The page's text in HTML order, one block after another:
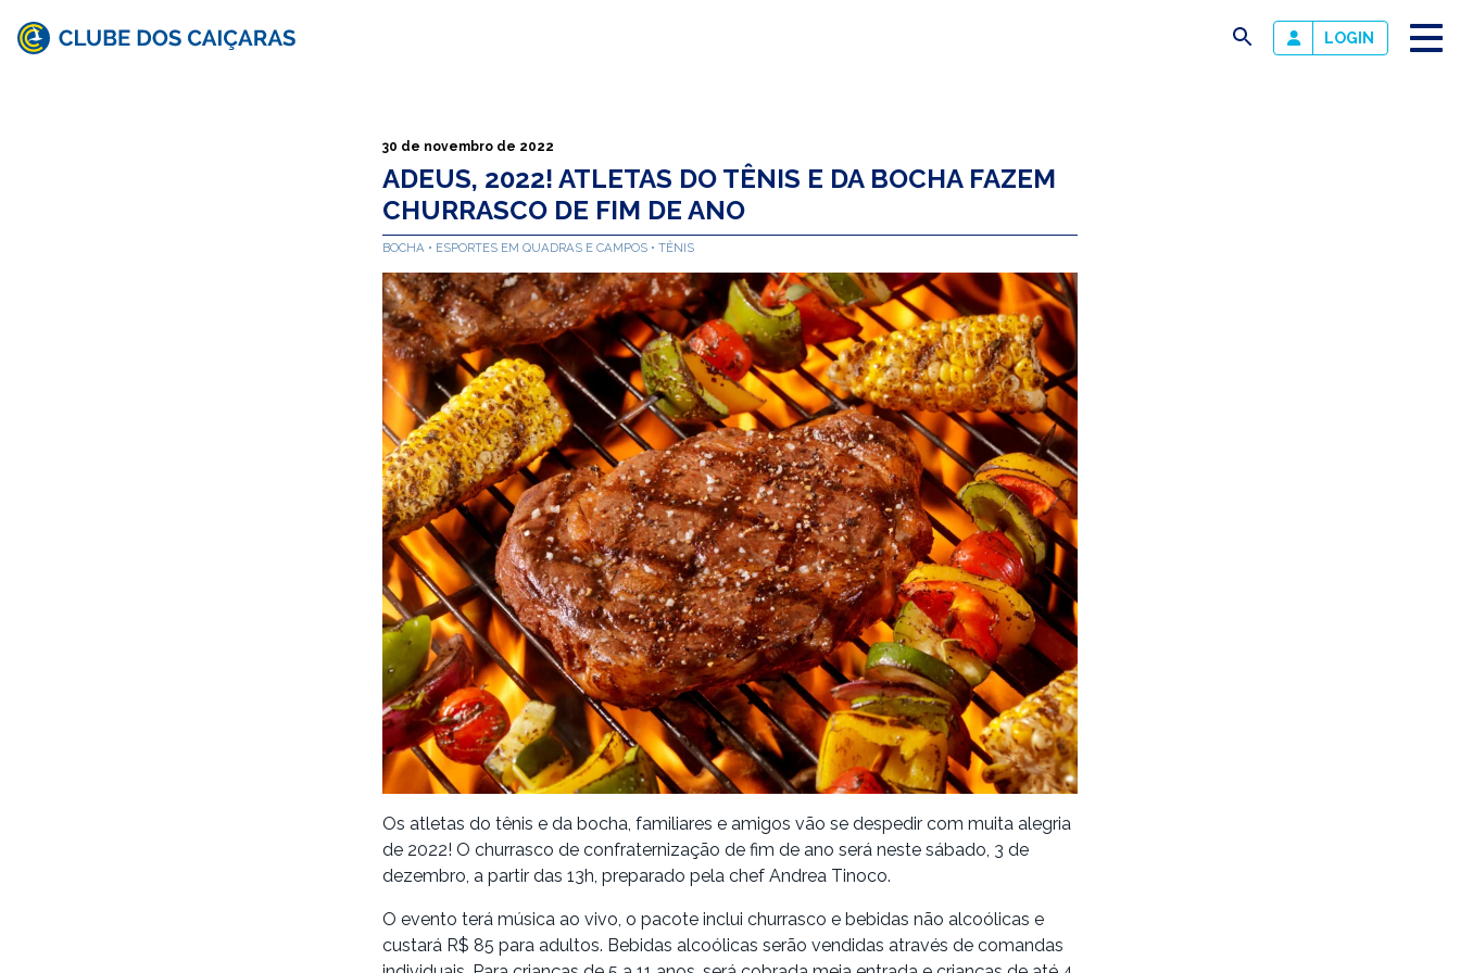
busca LOGIN
30 de novembro de 2022
ADEUS, 2022! ATLETAS DO TÊNIS E DA BOCHA FAZEM
CHURRASCO DE FIM DE ANO
BOCHA ESPORTES EM QUADRAS E CAMPOS TÊNIS
Os atletas do tênis e da bocha, familiares e amigos vão se despedir com muita alegria
de 2022! O churrasco de confraternização de fim de ano será neste sábado, 3 de
dezembro, a partir das 13h, preparado pela chef Andrea Tinoco.
O evento terá música ao vivo, o pacote inclui churrasco e bebidas não alcoólicas e
custará R$ 85 para adultos. Bebidas alcoólicas serão vendidas através de comandas